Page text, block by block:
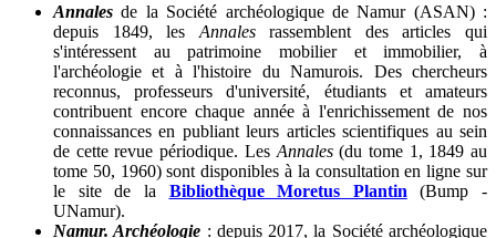
Annales de la Société archéologique de Namur (ASAN) :
depuis 1849, les Annalesrassemblent des articles qui
s'intéressent au patrimoine mobilier et immobilier, à
l'archéologie et à l'histoire du Namurois. Des chercheurs
reconnus, professeurs d'université, étudiants et amateurs
contribuent encore chaque année à l'enrichissement de nos
connaissances en publiant leurs articles scientifiques au sein
de cette revue périodique. Les Annales(du tome 1, 1849 au
tome 50, 1960) sont disponibles à la consultation en ligne sur
le site de la Bibliothèque Moretus Plantin (Bump -
UNamur).
Namur. Archéologie : depuis 2017, la Société archéologique